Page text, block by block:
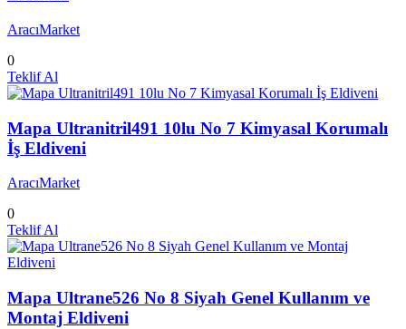
AracıMarket
0
Teklif Al
Mapa Ultranitril491 10lu No 7 Kimyasal Korumalı
İş Eldiveni
AracıMarket
0
Teklif Al
Mapa Ultrane526 No 8 Siyah Genel Kullanım ve
Montaj Eldiveni